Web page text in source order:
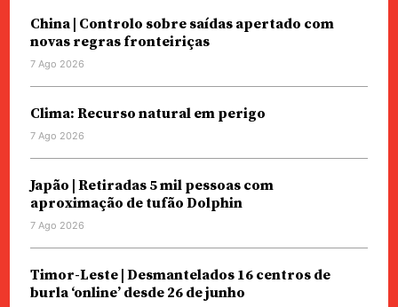
China | Controlo sobre saídas apertado com
novas regras fronteiriças
7 Ago 2026
Clima: Recurso natural em perigo
7 Ago 2026
Japão | Retiradas 5 mil pessoas com
aproximação de tufão Dolphin
7 Ago 2026
Timor-Leste | Desmantelados 16 centros de
burla ‘online’ desde 26 de junho